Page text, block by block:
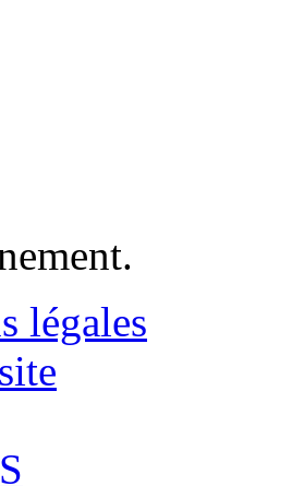
légales